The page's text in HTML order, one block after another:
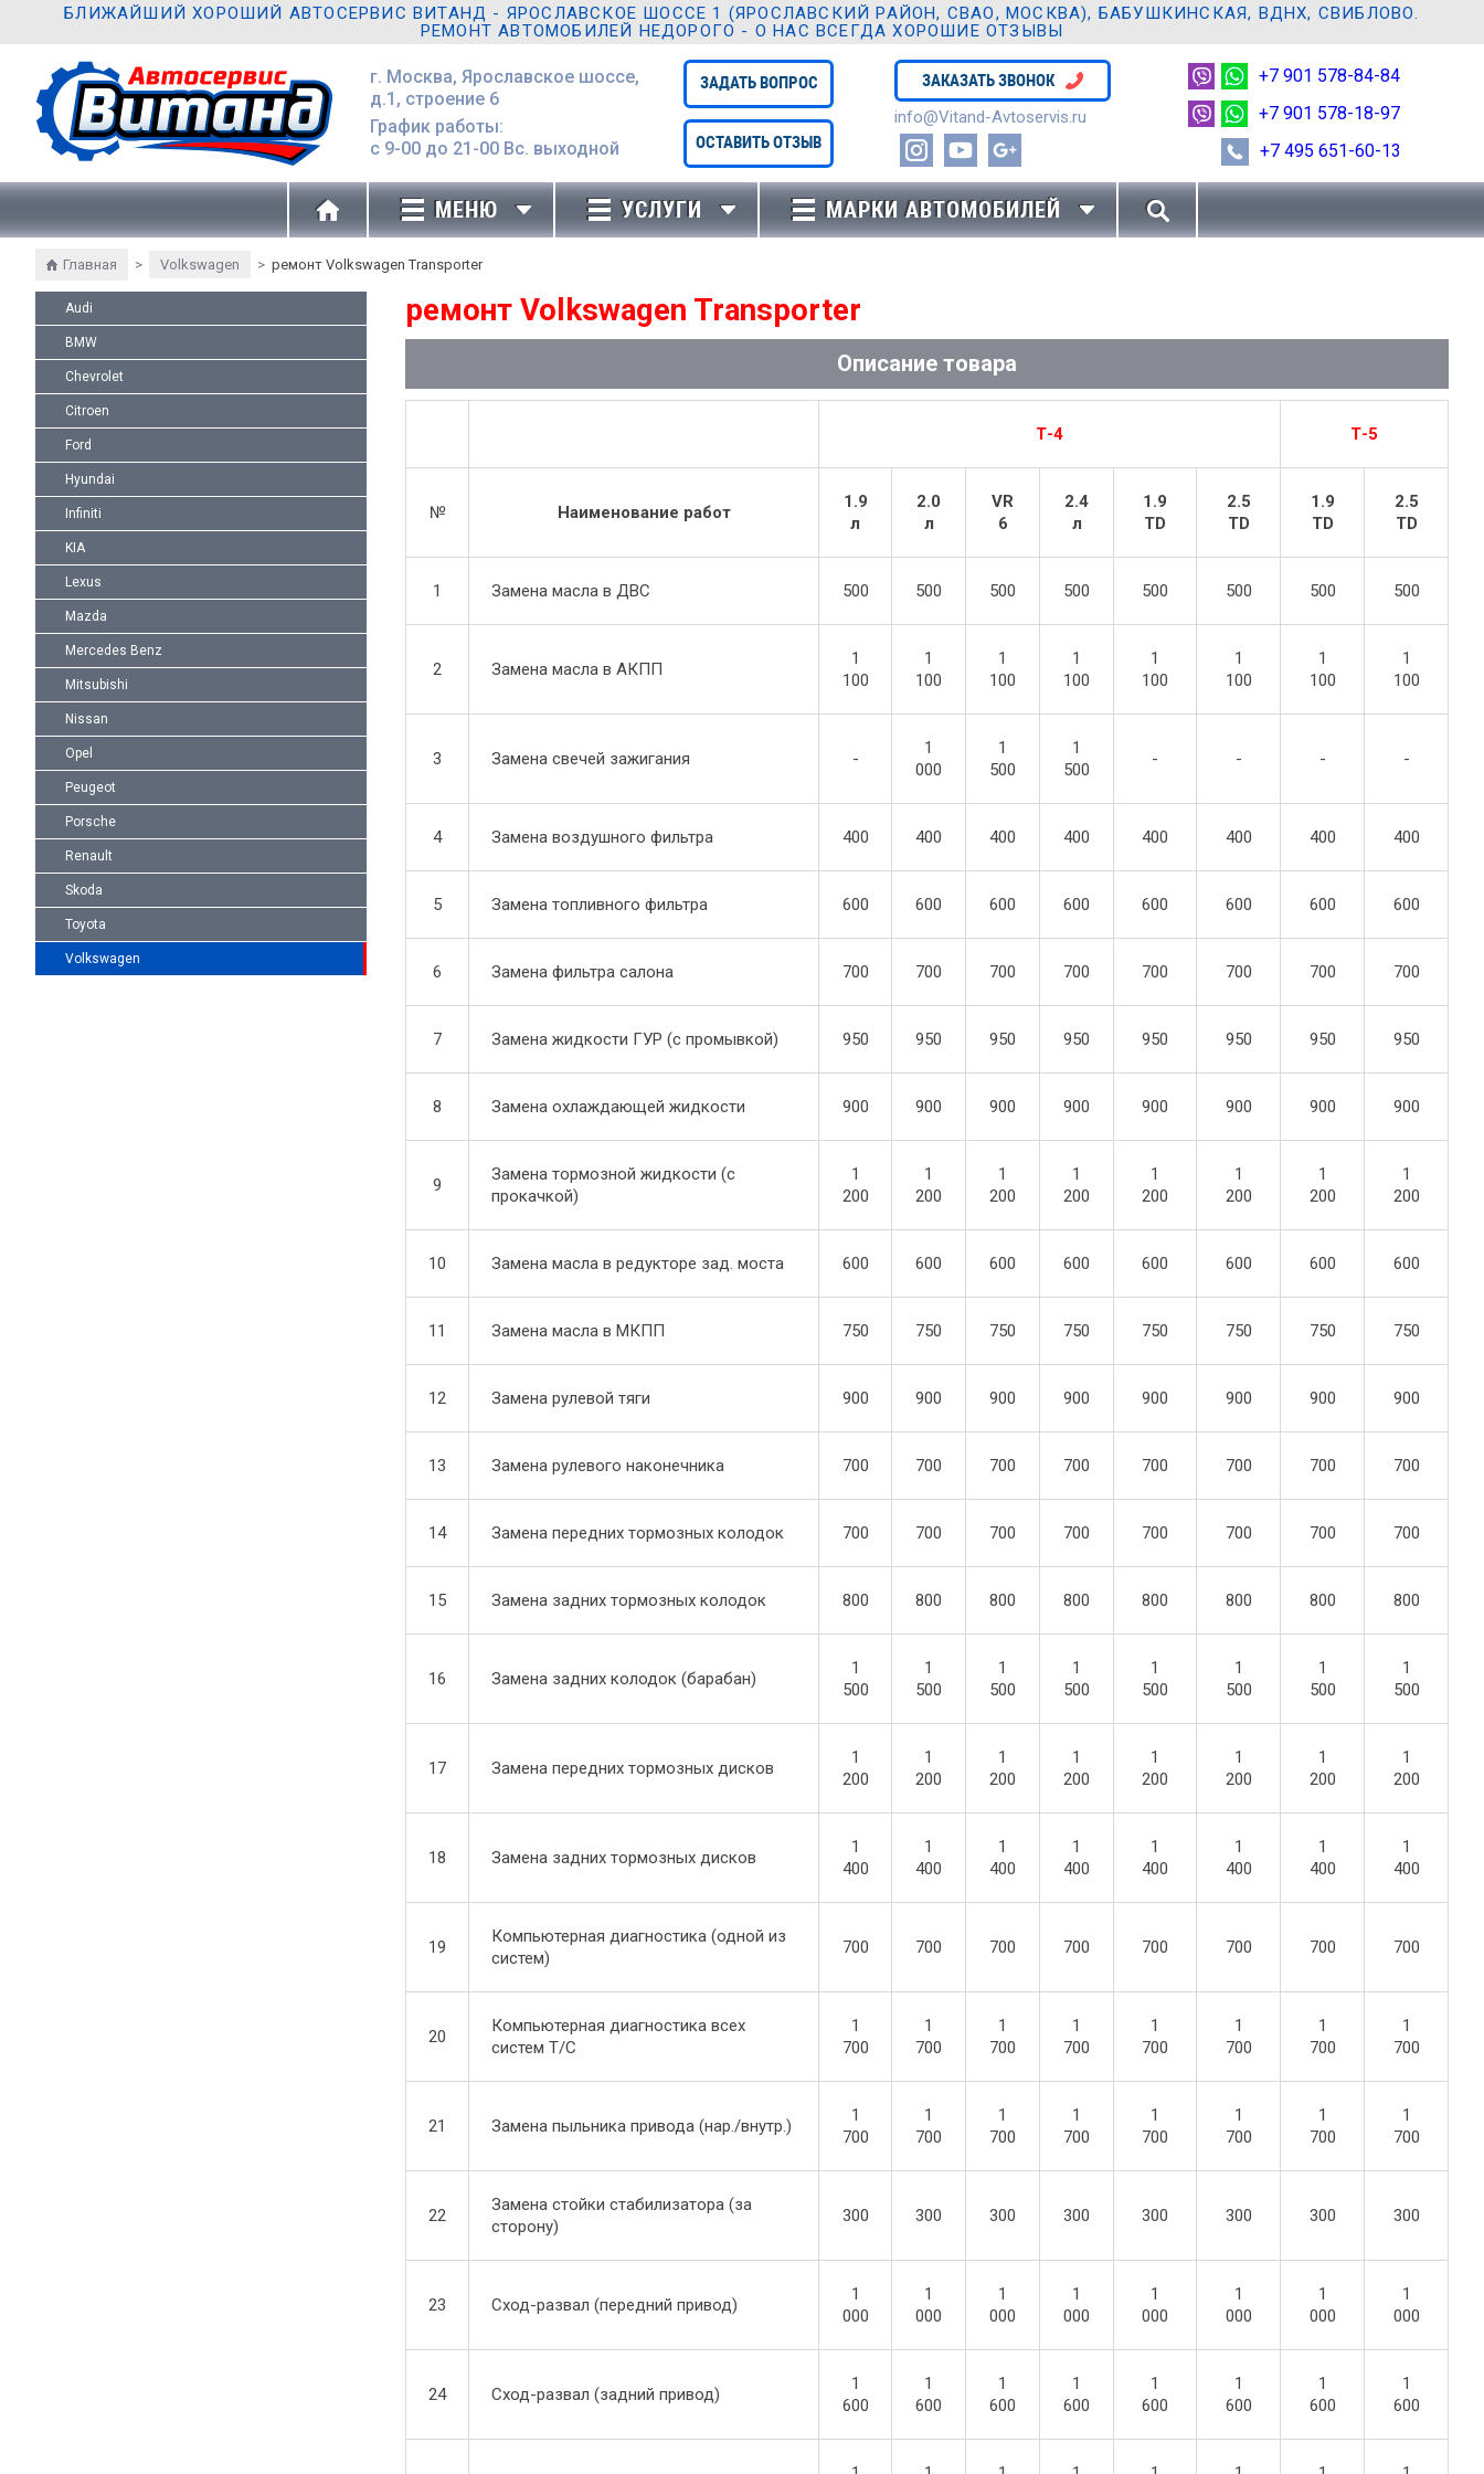
БЛИЖАЙШИЙ ХОРОШИЙ АВТОСЕРВИС ВИТАНД - ЯРОСЛАВСКОЕ ШОССЕ 1 (ЯРОСЛАВСКИЙ РАЙОН, СВАО, МОСКВА), БАБУШКИНСКАЯ, ВДНХ, СВИБЛОВО.
РЕМОНТ АВТОМОБИЛЕЙ НЕДОРОГО - О НАС ВСЕГДА ХОРОШИЕ ОТЗЫВЫ
г. Москва, Ярославское шоссе,
д.1, строение 6
График работы:
с 9-00 до 21-00 Вc. выходной
ЗАДАТЬ ВОПРОС
ОСТАВИТЬ ОТЗЫВ
ЗАКАЗАТЬ ЗВОНОК
info@Vitand-Avtoservis.ru
+7 901 578-84-84
+7 901 578-18-97
+7 495 651-60-13
МЕНЮ УСЛУГИ МАРКИ АВТОМОБИЛЕЙ
Главная > Volkswagen > ремонт Volkswagen Transporter
Audi
BMW
Chevrolet
Citroen
Ford
Hyundai
Infiniti
KIA
Lexus
Mazda
Mercedes Benz
Mitsubishi
Nissan
Opel
Peugeot
Porsche
Renault
Skoda
Toyota
Volkswagen
ремонт Volkswagen Transporter
Описание товара
Т-4 Т-5
№ Наименование работ
1.9
л
2.0
л
VR
6
2.4
л
1.9
TD
2.5
TD
1.9
TD
2.5
TD
1 Замена масла в ДВС 500 500 500 500 500 500 500 500
2 Замена масла в АКПП
1
100
1
100
1
100
1
100
1
100
1
100
1
100
1
100
3 Замена свечей зажигания -
1
000
1
500
1
500
- - - -
4 Замена воздушного фильтра 400 400 400 400 400 400 400 400
5 Замена топливного фильтра 600 600 600 600 600 600 600 600
6 Замена фильтра салона 700 700 700 700 700 700 700 700
7 Замена жидкости ГУР (с промывкой) 950 950 950 950 950 950 950 950
8 Замена охлаждающей жидкости 900 900 900 900 900 900 900 900
9
Замена тормозной жидкости (с
прокачкой)
1
200
1
200
1
200
1
200
1
200
1
200
1
200
1
200
10 Замена масла в редукторе зад. моста 600 600 600 600 600 600 600 600
11 Замена масла в МКПП 750 750 750 750 750 750 750 750
12 Замена рулевой тяги 900 900 900 900 900 900 900 900
13 Замена рулевого наконечника 700 700 700 700 700 700 700 700
14 Замена передних тормозных колодок 700 700 700 700 700 700 700 700
15 Замена задних тормозных колодок 800 800 800 800 800 800 800 800
16 Замена задних колодок (барабан)
1
500
1
500
1
500
1
500
1
500
1
500
1
500
1
500
17 Замена передних тормозных дисков
1
200
1
200
1
200
1
200
1
200
1
200
1
200
1
200
18 Замена задних тормозных дисков
1
400
1
400
1
400
1
400
1
400
1
400
1
400
1
400
19
Компьютерная диагностика (одной из
систем)
700 700 700 700 700 700 700 700
20
Компьютерная диагностика всех
систем Т/С
1
700
1
700
1
700
1
700
1
700
1
700
1
700
1
700
21 Замена пыльника привода (нар./внутр.)
1
700
1
700
1
700
1
700
1
700
1
700
1
700
1
700
22
Замена стойки стабилизатора (за
сторону)
300 300 300 300 300 300 300 300
23 Сход-развал (передний привод)
1
000
1
000
1
000
1
000
1
000
1
000
1
000
1
000
24 Сход-развал (задний привод)
1
600
1
600
1
600
1
600
1
600
1
600
1
600
1
600